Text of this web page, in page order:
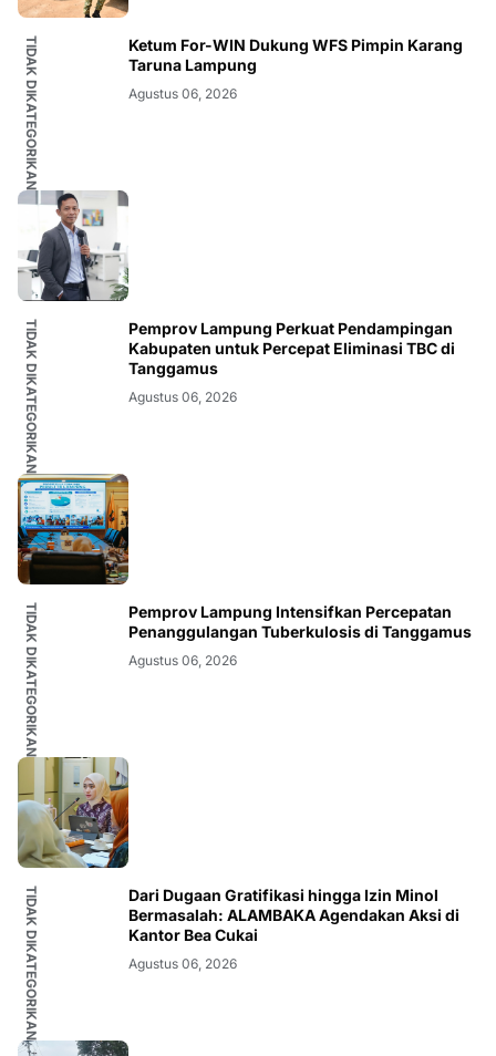
TIDAK DIKATEGORIKAN
Ketum For-WIN Dukung WFS Pimpin Karang
Taruna Lampung
Agustus 06, 2026
TIDAK DIKATEGORIKAN
Pemprov Lampung Perkuat Pendampingan
Kabupaten untuk Percepat Eliminasi TBC di
Tanggamus
Agustus 06, 2026
TIDAK DIKATEGORIKAN
Pemprov Lampung Intensifkan Percepatan
Penanggulangan Tuberkulosis di Tanggamus
Agustus 06, 2026
TIDAK DIKATEGORIKAN
Dari Dugaan Gratifikasi hingga Izin Minol
Bermasalah: ALAMBAKA Agendakan Aksi di
Kantor Bea Cukai
Agustus 06, 2026